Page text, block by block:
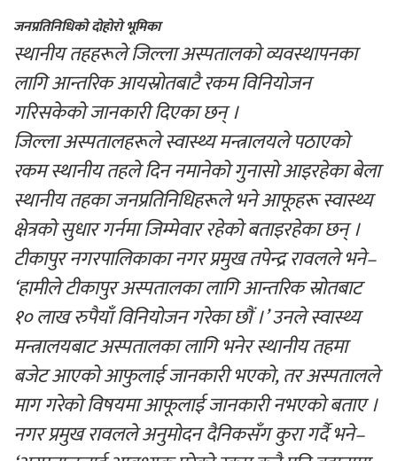
जनप्रतिनिधिको दोहोरो भूमिका
स्थानीय तहहरूले जिल्ला अस्पतालको व्यवस्थापनका
लागि आन्तरिक आयस्रोतबाटै रकम विनियोजन
गरिसकेको जानकारी दिएका छन् ।
जिल्ला अस्पतालहरूले स्वास्थ्य मन्त्रालयले पठाएको
रकम स्थानीय तहले दिन नमानेको गुनासो आइरहेका बेला
स्थानीय तहका जनप्रतिनिधिहरूले भने आफूहरू स्वास्थ्य
क्षेत्रको सुधार गर्नमा जिम्मेवार रहेको बताइरहेका छन् ।
टीकापुर नगरपालिकाका नगर प्रमुख तपेन्द्र रावलले भने–
‘हामीले टीकापुर अस्पतालका लागि आन्तरिक स्रोतबाट
१० लाख रुपैयाँ विनियोजन गरेका छौं ।’ उनले स्वास्थ्य
मन्त्रालयबाट अस्पतालका लागि भनेर स्थानीय तहमा
बजेट आएको आफुलाई जानकारी भएको, तर अस्पतालले
माग गरेको विषयमा आफूलाई जानकारी नभएको बताए ।
नगर प्रमुख रावलले अनुमोदन दैनिकसँग कुरा गर्दै भने–